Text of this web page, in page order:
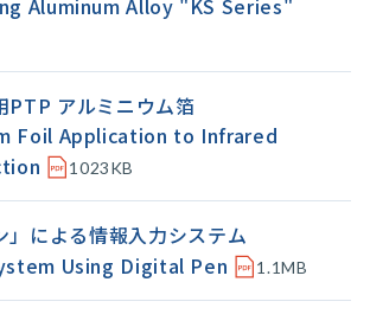
Aluminum Alloy "KS Series"
PTP アルミニウム箔
Foil Application to Infrared
1023KB
」による情報入力システム
Using Digital Pen
1.1MB